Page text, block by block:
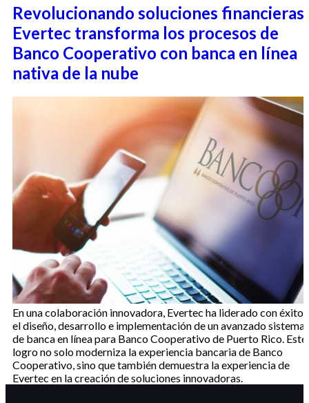
Revolucionando soluciones financieras:
Evertec transforma los procesos de
Banco Cooperativo con banca en línea
nativa de la nube
En una colaboración innovadora, Evertec ha liderado con éxito
el diseño, desarrollo e implementación de un avanzado sistema
de banca en línea para Banco Cooperativo de Puerto Rico. Este
logro no solo moderniza la experiencia bancaria de Banco
Cooperativo, sino que también demuestra la experiencia de
Evertec en la creación de soluciones innovadoras.